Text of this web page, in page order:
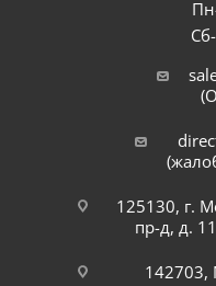
125130, г.
пр-д, д.
142703,